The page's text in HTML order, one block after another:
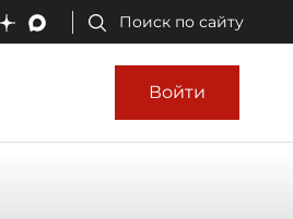
Поиск по сайту
Войти